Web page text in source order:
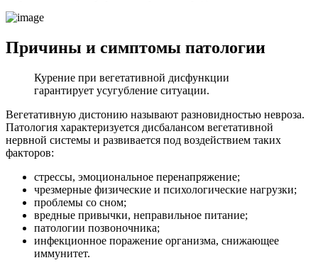
Причины и симптомы патологии
Курение при вегетативной дисфункции
гарантирует усугубление ситуации.
Вегетативную дистонию называют разновидностью невроза.
Патология характеризуется дисбалансом вегетативной
нервной системы и развивается под воздействием таких
факторов:
стрессы, эмоциональное перенапряжение;
чрезмерные физические и психологические нагрузки;
проблемы со сном;
вредные привычки, неправильное питание;
патологии позвоночника;
инфекционное поражение организма, снижающее
иммунитет.